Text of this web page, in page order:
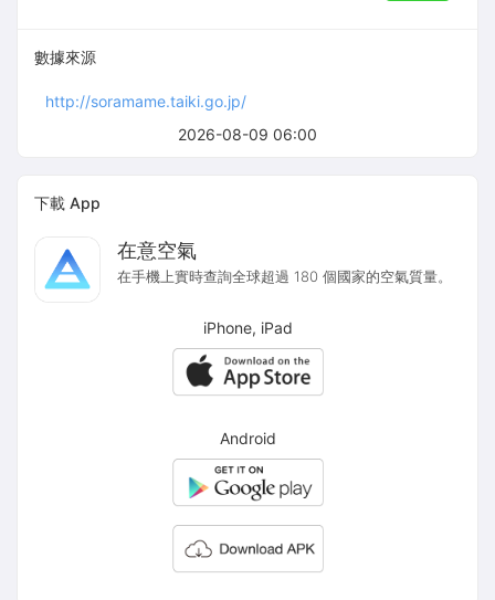
2026-08-09 06:00
數據來源
http://soramame.taiki.go.jp/
下載 App
在意空氣
在手機上實時查詢全球超過 180 個國家的空氣質量。
iPhone, iPad
Android